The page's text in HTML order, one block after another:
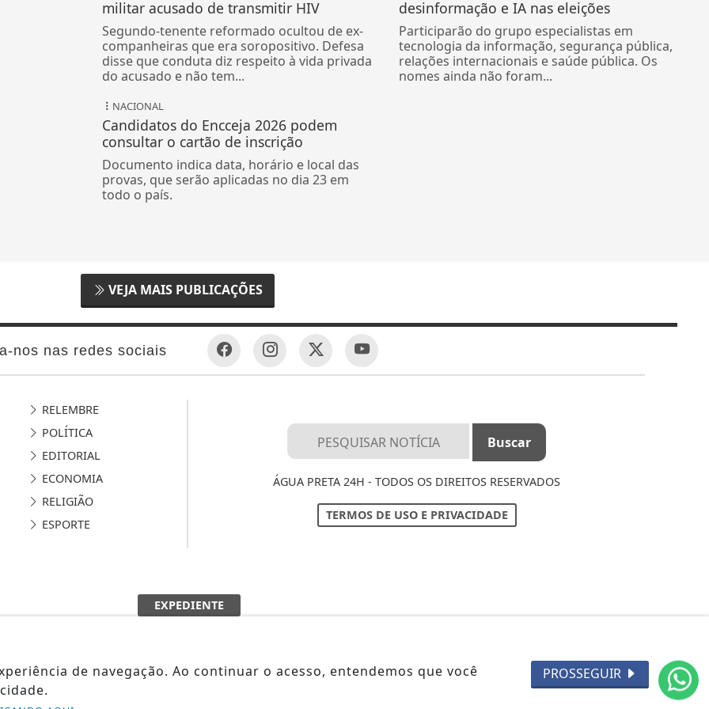
militar acusado de transmitir HIV
Segundo-tenente reformado ocultou de ex-
companheiras que era soropositivo. Defesa
disse que conduta diz respeito à vida privada
do acusado e não tem...
desinformação e IA nas eleições
Participarão do grupo especialistas em
tecnologia da informação, segurança pública,
relações internacionais e saúde pública. Os
nomes ainda não foram...
NACIONAL
Candidatos do Encceja 2026 podem
consultar o cartão de inscrição
Documento indica data, horário e local das
provas, que serão aplicadas no dia 23 em
todo o país.
VEJA MAIS PUBLICAÇÕES
nos nas redes sociais
RELEMBRE
POLÍTICA
EDITORIAL
ECONOMIA
RELIGIÃO
ESPORTE
ÁGUA PRETA 24H - TODOS OS DIREITOS RESERVADOS
TERMOS DE USO E PRIVACIDADE
EXPEDIENTE
FAQ
de navegação. Ao continuar o acesso, entendemos que você
PROSSEGUIR